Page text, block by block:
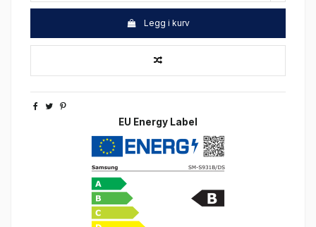
Legg i kurv
EU Energy Label